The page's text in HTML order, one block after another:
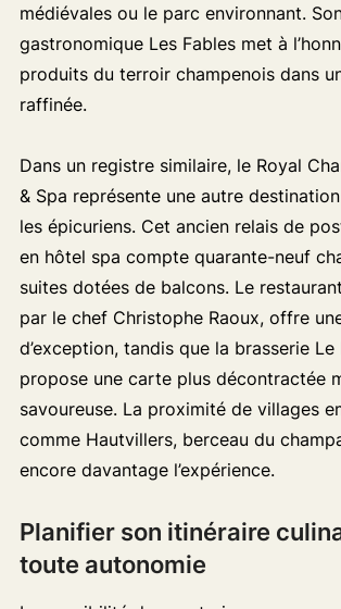
médiévales ou le parc environnant.
gastronomique Les Fables met à
produits du terroir champenois dans
raffinée.
Dans un registre similaire, le Royal
& Spa représente une autre
les épicuriens. Cet ancien relais de
en hôtel spa compte quarante-neuf
suites dotées de balcons. Le
par le chef Christophe Raoux, offre
d’exception, tandis que la brasserie Le
propose une carte plus décontractée
savoureuse. La proximité de villages
comme Hautvillers, berceau du
encore davantage l’expérience.
Planifier son itinéraire
toute autonomie